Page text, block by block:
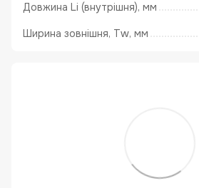
Довжина Li (внутрішня), мм
Ширина зовнішня, Tw, мм